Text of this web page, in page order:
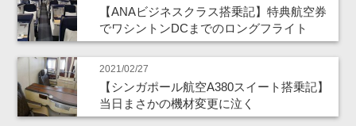
【ANAビジネスクラス搭乗記】特典航空券
でワシントンDCまでのロングフライト
2021/02/27
【シンガポール航空A380スイート搭乗記】
当日まさかの機材変更に泣く